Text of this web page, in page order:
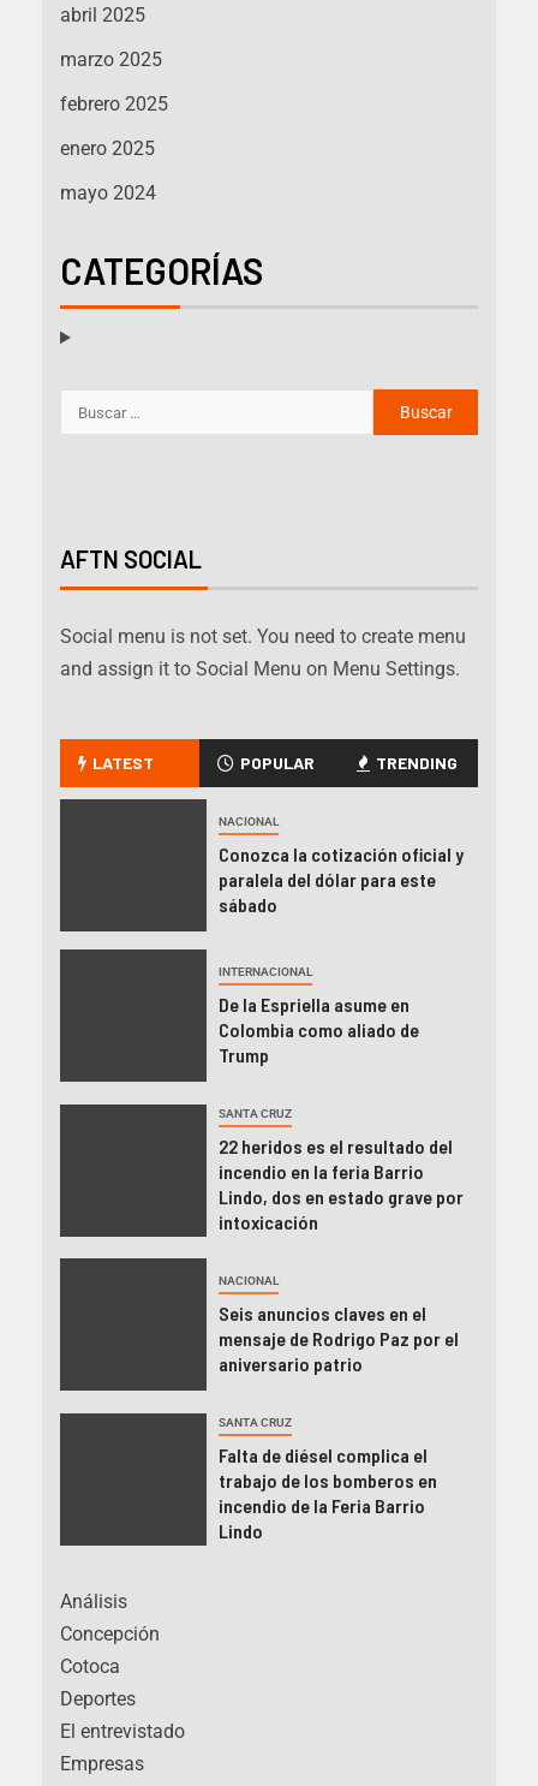
abril 2025
marzo 2025
febrero 2025
enero 2025
mayo 2024
CATEGORÍAS
AFTN SOCIAL
Social menu is not set. You need to create menu
and assign it to Social Menu on Menu Settings.
LATEST POPULAR TRENDING
NACIONAL
Conozca la cotización oficial y
paralela del dólar para este
sábado
INTERNACIONAL
De la Espriella asume en
Colombia como aliado de
Trump
SANTA CRUZ
22 heridos es el resultado del
incendio en la feria Barrio
Lindo, dos en estado grave por
intoxicación
NACIONAL
Seis anuncios claves en el
mensaje de Rodrigo Paz por el
aniversario patrio
SANTA CRUZ
Falta de diésel complica el
trabajo de los bomberos en
incendio de la Feria Barrio
Lindo
Análisis
Concepción
Cotoca
Deportes
El entrevistado
Empresas